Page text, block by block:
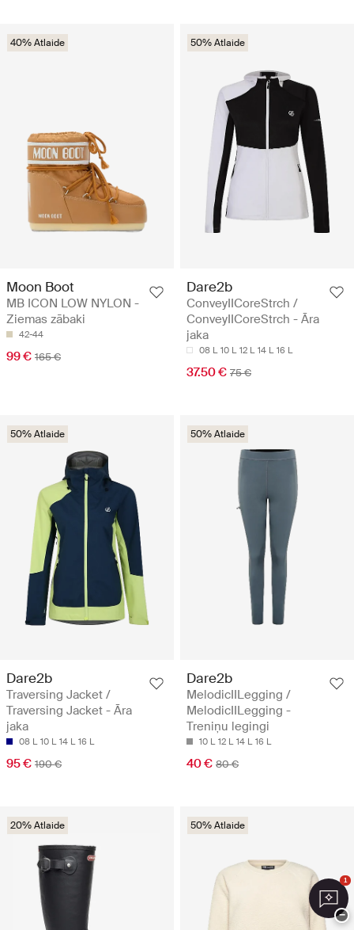
40% Atlaide
Moon Boot
MB ICON LOW NYLON -
Ziemas zābaki
42-44
99 € 165 €
50% Atlaide
Dare2b
ConveyIICoreStrch /
ConveyIICoreStrch - Āra
jaka
08 L 10 L 12 L 14 L 16 L
37.50 € 75 €
50% Atlaide
Dare2b
Traversing Jacket /
Traversing Jacket - Āra
jaka
08 L 10 L 14 L 16 L
95 € 190 €
50% Atlaide
Dare2b
MelodicIILegging /
MelodicIILegging -
Treniņu legingi
10 L 12 L 14 L 16 L
40 € 80 €
20% Atlaide 50% Atlaide
1
−